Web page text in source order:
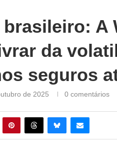
A
da
seguros
de 2025 0 comentários